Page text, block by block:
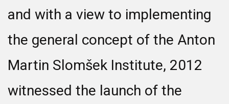
and with a view to implementing
the general concept of the Anton
Martin Slomšek Institute, 2012
witnessed the launch of the